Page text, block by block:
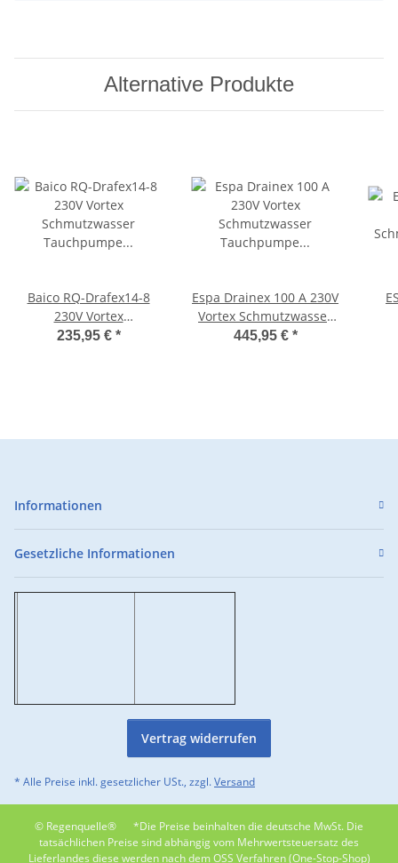
Alternative Produkte
Baico RQ-Drafex14-8
230V Vortex
Schmutzwasser
235,95 € *
Espa Drainex 100 A 230V
Vortex Schmutzwasser
Tauchpumpe 96625
445,95 € *
Informationen
Gesetzliche Informationen
Vertrag widerrufen
* Alle Preise inkl. gesetzlicher USt., zzgl.Versand
© Regenquelle®
*Die Preise beinhalten die deutsche MwSt. Die
tatsächlichen Preise sind abhängig vom Mehrwertsteuersatz des
Lieferlandes diese werden nach dem OSS Verfahren (One-Stop-Shop)